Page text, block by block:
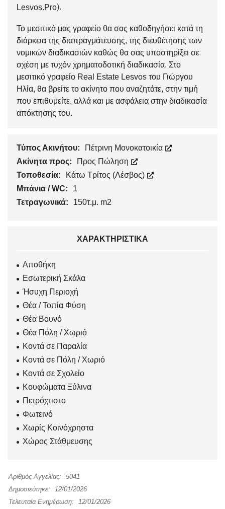
Lesvos.Pro).
Το μεσιτικό μας γραφείο θα σας καθοδηγήσει κατά τη
διάρκεια της διαπραγμάτευσης, της διευθέτησης των
νομικών διαδικασιών καθώς θα σας υποστηρίξει σε
σχέση με τυχόν χρηματοδοτική διαδικασία. Στο
μεσιτικό γραφείο Real Estate Lesvos του Γιώργου
Ηλία, θα βρείτε το ακίνητο που αναζητάτε, στην τιμή
που επιθυμείτε, αλλά και με ασφάλεια στην διαδικασία
απόκτησης του.
Τύπος Ακινήτου:
Πέτρινη Μονοκατοικία
Ακίνητα προς:
Προς Πώληση
Τοποθεσία:
Κάτω Τρίτος (Λέσβος)
Μπάνια / WC:
1
Τετραγωνικά:
150τ.μ. m2
ΧΑΡΑΚΤΗΡΙΣΤΙΚΆ
Αποθήκη
Εσωτερική Σκάλα
Ήσυχη Περιοχή
Θέα / Τοπία Φύση
Θέα Βουνό
Θέα Πόλη / Χωριό
Κοντά σε Παραλία
Κοντά σε Πόλη / Χωριό
Κοντά σε Σχολείο
Κουφώματα Ξύλινα
Πετρόχτιστο
Φωτεινό
Χωρίς Κοινόχρηστα
Χώρος Στάθμευσης
Αριθμός Αγγελίας:
5041
Δημοσιεύτηκε:
12/01/2026
Τελευταία Ενημέρωση:
12/01/2026